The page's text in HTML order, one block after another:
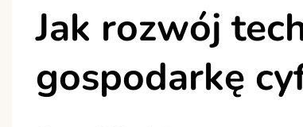
Jak rozwój
gospodarkę